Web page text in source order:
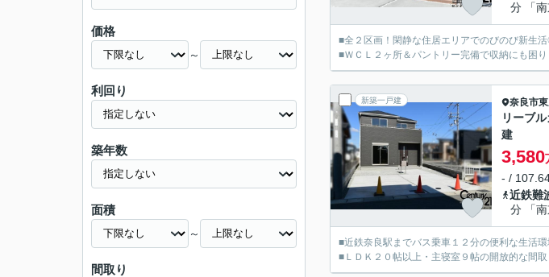
分 「
■全２区画！閑静な住居エリアでのびのび新生
■ＷＣＬ２ヶ所＆パントリー完備で収納にも困り
新築一戸建 奈良市
リーブ
建
3,580
- /
近鉄難
分 「
■近鉄奈良駅までバス乗車１２分の便利な生活環
■ＬＤＫ２０帖以上・主寝室９帖の開放的な間取
価格
～
利回り
築年数
面積
～
間取り